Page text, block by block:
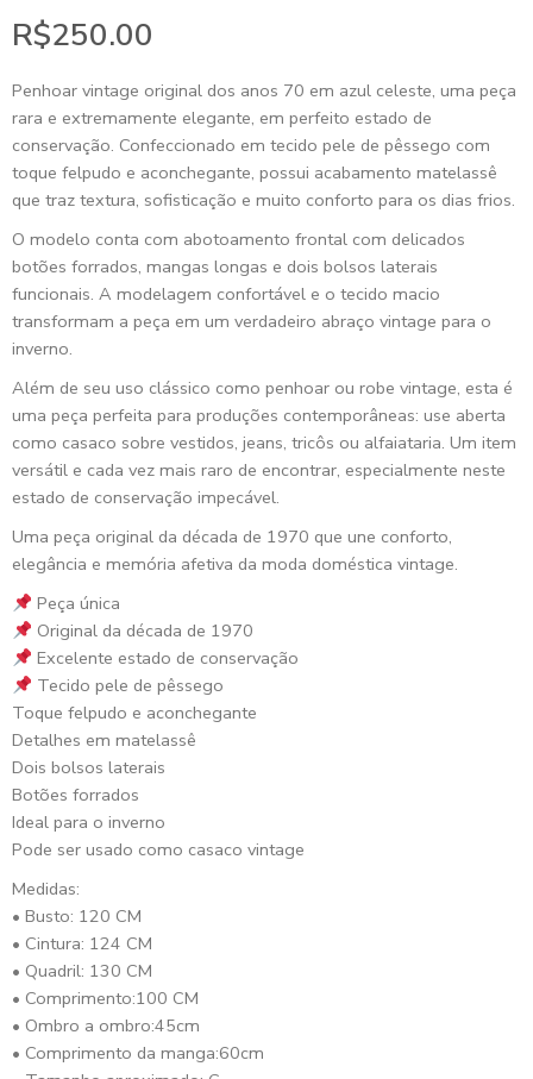
R$250.00
Penhoar vintage original dos anos 70 em azul celeste, uma peça
rara e extremamente elegante, em perfeito estado de
conservação. Confeccionado em tecido pele de pêssego com
toque felpudo e aconchegante, possui acabamento matelassê
que traz textura, sofisticação e muito conforto para os dias frios.
O modelo conta com abotoamento frontal com delicados
botões forrados, mangas longas e dois bolsos laterais
funcionais. A modelagem confortável e o tecido macio
transformam a peça em um verdadeiro abraço vintage para o
inverno.
Além de seu uso clássico como penhoar ou robe vintage, esta é
uma peça perfeita para produções contemporâneas: use aberta
como casaco sobre vestidos, jeans, tricôs ou alfaiataria. Um item
versátil e cada vez mais raro de encontrar, especialmente neste
estado de conservação impecável.
Uma peça original da década de 1970 que une conforto,
elegância e memória afetiva da moda doméstica vintage.
Peça única
Original da década de 1970
Excelente estado de conservação
Tecido pele de pêssego
Toque felpudo e aconchegante
Detalhes em matelassê
Dois bolsos laterais
Botões forrados
Ideal para o inverno
Pode ser usado como casaco vintage
Medidas:
• Busto: 120 CM
• Cintura: 124 CM
• Quadril: 130 CM
• Comprimento:100 CM
• Ombro a ombro:45cm
• Comprimento da manga:60cm